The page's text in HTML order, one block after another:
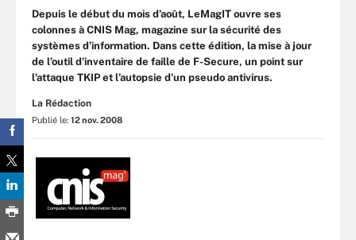
Depuis le début du mois d’août, LeMagIT ouvre ses
colonnes à CNIS Mag, magazine sur la sécurité des
systèmes d’information. Dans cette édition, la mise à jour
de l’outil d’inventaire de faille de F-Secure, un point sur
l’attaque TKIP et l’autopsie d’un pseudo antivirus.
La Rédaction
Publié le: 12 nov. 2008